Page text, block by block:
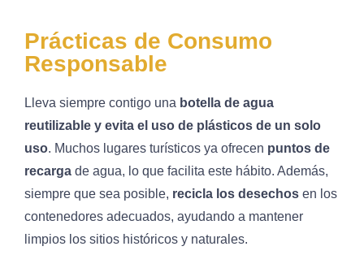
Prácticas de Consumo
Responsable
Lleva siempre contigo una botella de agua
reutilizable y evita el uso de plásticos de un solo
uso. Muchos lugares turísticos ya ofrecen puntos de
recarga de agua, lo que facilita este hábito. Además,
siempre que sea posible, recicla los desechos en los
contenedores adecuados, ayudando a mantener
limpios los sitios históricos y naturales.